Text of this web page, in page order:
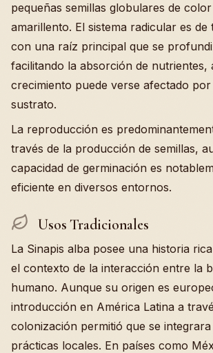
pequeñas semillas globulares de
amarillento. El sistema radicular es de
con una raíz principal que se
facilitando la absorción de nutrientes,
crecimiento puede verse afectado
sustrato.
La reproducción es
través de la producción de semillas,
capacidad de germinación es
eficiente en diversos entornos.
Usos Tradicionales
La Sinapis alba posee una historia
el contexto de la interacción entre la
humano. Aunque su origen es
introducción en América Latina a
colonización permitió que se
prácticas locales. En países como